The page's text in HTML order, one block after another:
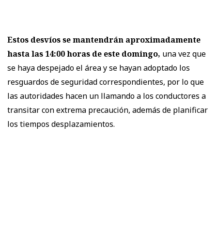
Estos desvíos se mantendrán aproximadamente
hasta las 14:00 horas de este domingo, una vez que
se haya despejado el área y se hayan adoptado los
resguardos de seguridad correspondientes, por lo que
las autoridades hacen un llamando a los conductores a
transitar con extrema precaución, además de planificar
los tiempos desplazamientos.